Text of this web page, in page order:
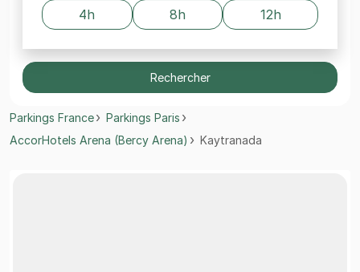
4h 8h 12h
Rechercher
Parkings France
Parkings Paris
AccorHotels Arena (Bercy Arena)
Kaytranada